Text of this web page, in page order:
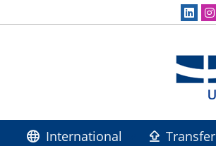
International
Transfer